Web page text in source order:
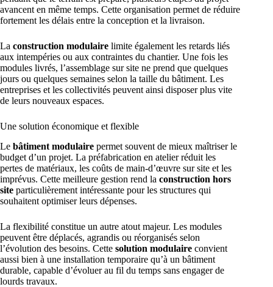
avancent en même temps. Cette organisation permet de réduire
fortement les délais entre la conception et la livraison.
La construction modulaire limite également les retards liés
aux intempéries ou aux contraintes du chantier. Une fois les
modules livrés, l’assemblage sur site ne prend que quelques
jours ou quelques semaines selon la taille du bâtiment. Les
entreprises et les collectivités peuvent ainsi disposer plus vite
de leurs nouveaux espaces.
Une solution économique et flexible
Le bâtiment modulaire permet souvent de mieux maîtriser le
budget d’un projet. La préfabrication en atelier réduit les
pertes de matériaux, les coûts de main-d’œuvre sur site et les
imprévus. Cette meilleure gestion rend la construction hors
site particulièrement intéressante pour les structures qui
souhaitent optimiser leurs dépenses.
La flexibilité constitue un autre atout majeur. Les modules
peuvent être déplacés, agrandis ou réorganisés selon
l’évolution des besoins. Cette solution modulaire convient
aussi bien à une installation temporaire qu’à un bâtiment
durable, capable d’évoluer au fil du temps sans engager de
lourds travaux.